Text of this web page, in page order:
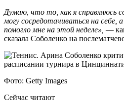
Думаю, что то, как я справляюсь
могу сосредотачиваться на себе,
помогло мне на этой неделе», —
сказала Соболенко на
Фото: Getty Images
Сейчас читают